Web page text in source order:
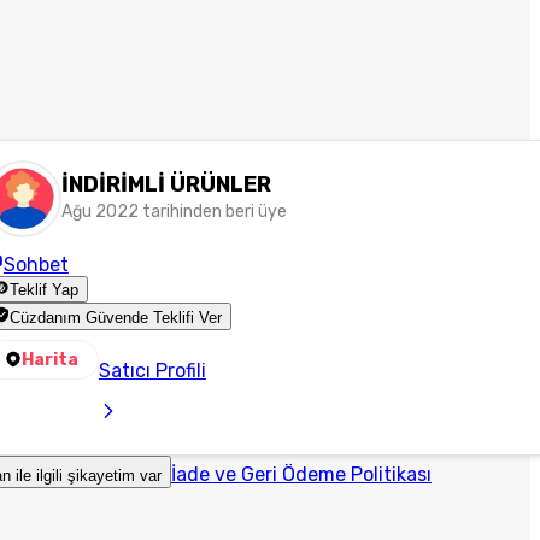
İNDİRİMLİ ÜRÜNLER
Ağu 2022 tarihinden beri üye
Sohbet
Teklif Yap
Cüzdanım Güvende Teklifi Ver
Harita Satıcı Profili
ile ilgili şikayetim var İade ve Geri Ödeme Politikası